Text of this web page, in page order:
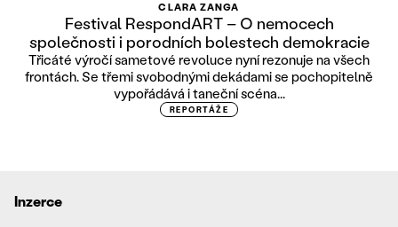
CLARA ZANGA
Festival RespondART – O nemocech
společnosti i porodních bolestech demokracie
Třicáté výročí sametové revoluce nyní rezonuje na všech
frontách. Se třemi svobodnými dekádami se pochopitelně
vypořádává i taneční scéna...
REPORTÁŽE
Inzerce